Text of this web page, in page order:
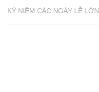
KỶ NIỆM CÁC NGÀY LỄ LỚN